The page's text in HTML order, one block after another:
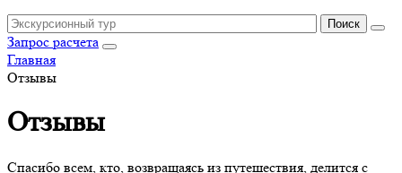
Запрос расчета
Главная
Отзывы
Отзывы
Спасибо всем, кто, возвращаясь из путешествия, делится с